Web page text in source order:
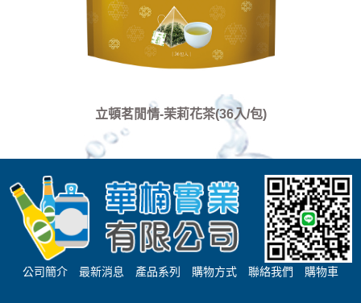
立頓茗閒情-茉莉花茶(36入/包)
公司簡介 最新消息 產品系列 購物方式 聯絡我們 購物車